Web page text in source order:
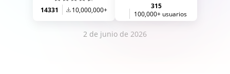
14331 10,000,000+
315
100,000+ usuarios
2 de junio de 2026